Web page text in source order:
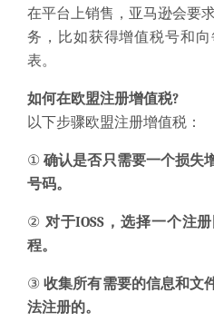
在平台上销售，亚马逊会要
务，比如获得增值税号和
表。
如何在欧盟注册增值税?
以下步骤欧盟注册增值税：
①确认是否只需要一个损失
号码。
② 对于IOSS，选择一个注
程。
③收集所有需要的信息和文
法注册的。